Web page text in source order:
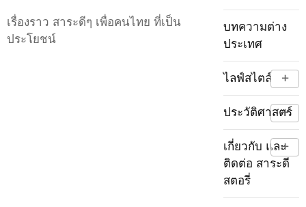
เรื่องราว สาระดีๆ เพื่อคนไทย ที่เป็น
ประโยชน์
บทความต่าง
ประเทศ
ไลฟ์สไตล์ +
ประวัติศาสตร์
+
เกี่ยวกับ และ
ติดต่อ สาระดี
สตอรี่
+